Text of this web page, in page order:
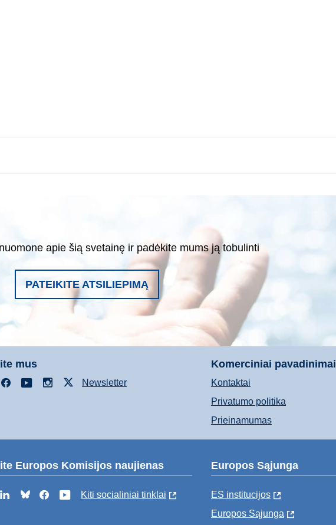
apie šią svetainę ir padėkite mums ją tobulinti
PATEIKITE ATSILIEPIMĄ
mus
FacebookYouTubeInstagramNewsletter
Komerciniai pavadinimai
Kontaktai
Privatumo politika
Prieinamumas
Europos Komisijos naujienas
LinkedInBlueskyFacebookYouTube
Kiti socialiniai tinklai
Europos Sąjunga
ES institucijоs
Europos Sąjunga